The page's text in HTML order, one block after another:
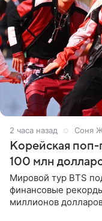
2 часа назад Соня
Корейская поп-
100 млн
Мировой тур BTS
финансовые
миллионов